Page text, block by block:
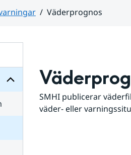
Väderprognos
för
SMHI publicerar
väder- eller